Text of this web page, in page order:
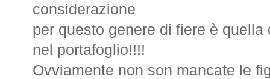
considerazione
per questo genere di fiere è
nel portafoglio!!!!
Ovviamente non son mancate le